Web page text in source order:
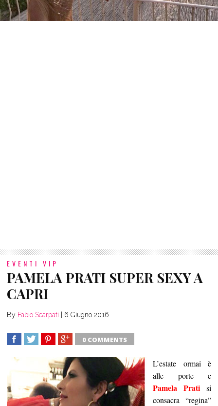
EVENTI VIP
PAMELA PRATI SUPER SEXY A
CAPRI
By Fabio Scarpati 6 Giugno 2016
0 COMMENTS
L’estate ormai è
alle porte e
Pamela Prati si
consacra “regina”